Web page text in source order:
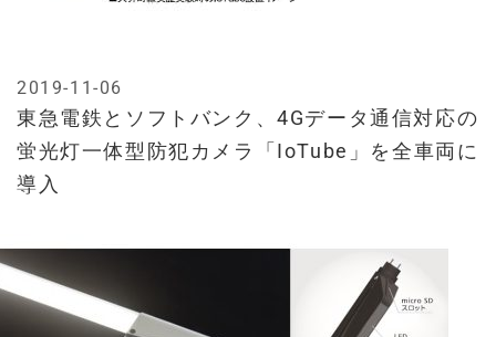
東急電鉄とソフトバンク、4Gデータ通信対応の
蛍光灯一体型防犯カメラ「IoTube」を全車両に
導入
2019-11-06